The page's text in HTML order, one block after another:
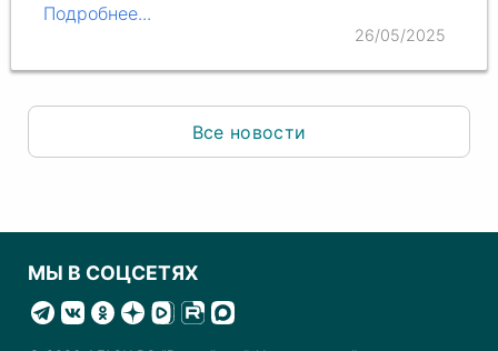
Подробнее...
26/05/2025
Все новости
МЫ В СОЦСЕТЯХ